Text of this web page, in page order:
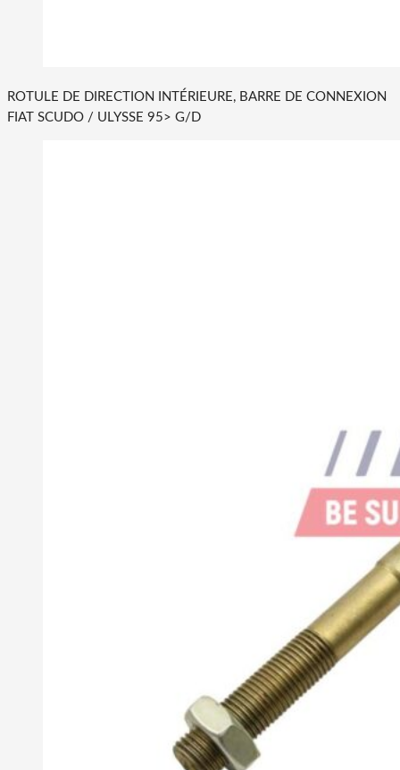
ROTULE DE DIRECTION INTÉRIEURE, BARRE DE CONNEXION
FIAT SCUDO / ULYSSE 95> G/D